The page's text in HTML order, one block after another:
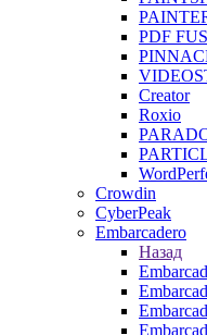
PDF
Creator
Roxio
Crowdin
CyberPeak
Embarcadero
Назад